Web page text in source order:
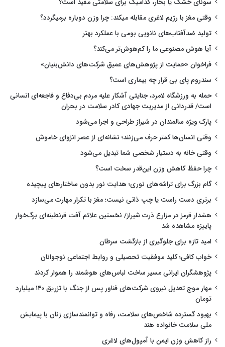
وقتی مغز با رژیم لاغری مقابله میکند: چرا وزن دوباره برمیگردد؟
تولید ضدآفتاب‌های نانویی بومی با عملکرد بهتر
آیا هوش مصنوعی ما را کم‌هوش‌تر می‌کند؟
فراخوان «حمایت از پژوهش‌های عمیق شرکت‌های دانش‌بنیان»
سندروم پای بی قرار چه بیماری است؟
حمله به ورزشگاه لامرد، جنایتی آشکار علیه مردم بی‌دفاع و فاجعه‌ای انسانی
است/ قدردانی از مدیریت جهادی کادر سلامت در بحران
پارک ویژه سالمندان در شیراز طراحی و اجرا می‌شود
وقتی انسان‌ها کمتر حرف می‌زنند؛ نشانه‌ای از عصر انزوای خاموش
وقتی خانه به دستیار شخصی شما تبدیل می‌شود
چرا حفظ کاهش وزن این‌قدر سخت است؟
گام بزرگ برای تراشه‌های نوری؛ هدایت نور بدون ساختارهای پیچیده
برتری دست راست یا چپ ذاتی نیست؛ مغز با تکرار مهارت می‌سازد
هشدار قرمز در مزارع ذرت شیراز/ نخستین علائم آفت قرنطینه‌ای برگ‌خوار
پاییزه مشاهده شد
امید تازه برای جلوگیری از بازگشت سرطان
خواب کافی؛ کلید موفقیت تحصیلی و روابط اجتماعی نوجوانان
پژوهشگران ایرانی مسیر ساخت لباس‌های هوشمند را هموار کردند
مهار موج تعدیل نیروی شرکت‌های فناور پس از جنگ با تزریق ۱۴۰ میلیارد
تومان
بهبود گسترده شاخص‌های سلامت، رفاه و توانمندسازی زنان با پیمایش
ملی سلامت خانواده هند
راز کاهش وزن ایمن با آمپول‌های لاغری